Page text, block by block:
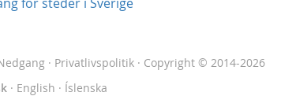
· Privatlivspolitik · Copyright © 2014-2026
· English · Íslenska